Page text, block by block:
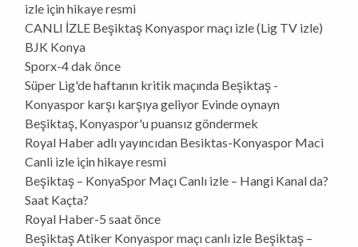
izle için hikaye resmi
CANLI İZLE Beşiktaş Konyaspor maçı izle (Lig TV izle)
BJK Konya
Sporx-4 dak önce
Süper Lig'de haftanın kritik maçında Beşiktaş -
Konyaspor karşı karşıya geliyor Evinde oynayn
Beşiktaş, Konyaspor'u puansız göndermek
Royal Haber adlı yayıncıdan Besiktas-Konyaspor Maci
Canli izle için hikaye resmi
Beşiktaş – KonyaSpor Maçı Canlı izle – Hangi Kanal da?
Saat Kaçta?
Royal Haber-5 saat önce
Beşiktaş Atiker Konyaspor maçı canlı izle Beşiktaş –